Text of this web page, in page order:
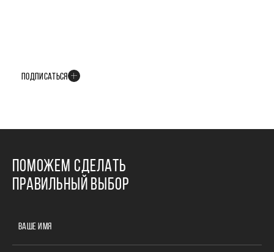
ПОДПИСАТЬСЯ
ПОМОЖЕМ СДЕЛАТЬ
ПРАВИЛЬНЫЙ ВЫБОР
ВАШЕ ИМЯ